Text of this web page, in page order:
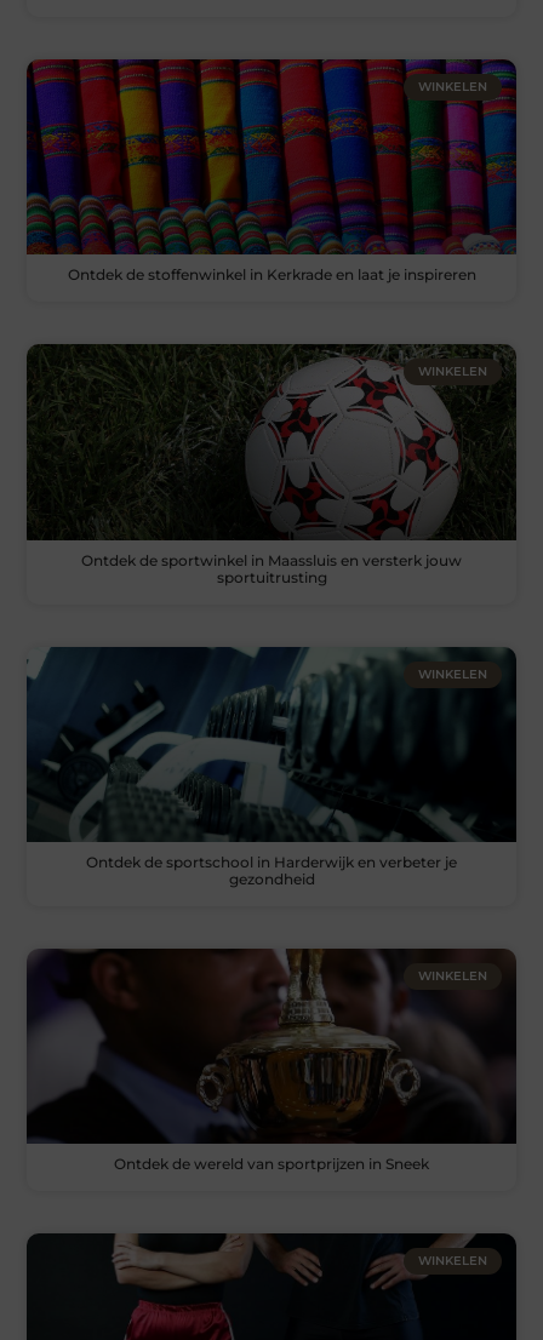
WINKELEN
Ontdek de stoffenwinkel in Kerkrade en laat je inspireren
WINKELEN
Ontdek de sportwinkel in Maassluis en versterk jouw
sportuitrusting
WINKELEN
Ontdek de sportschool in Harderwijk en verbeter je
gezondheid
WINKELEN
Ontdek de wereld van sportprijzen in Sneek
WINKELEN